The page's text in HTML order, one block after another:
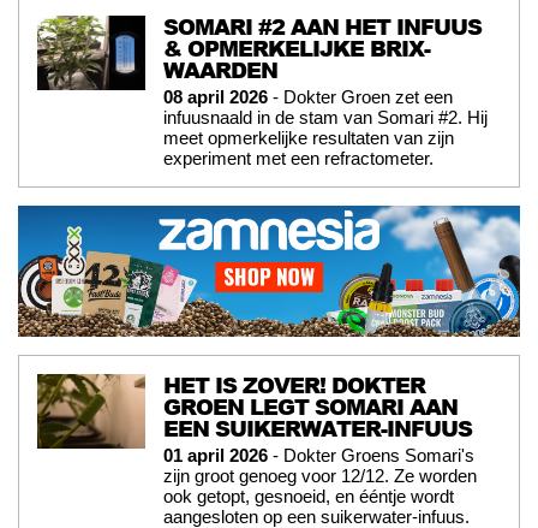
SOMARI #2 AAN HET INFUUS
& OPMERKELIJKE BRIX-
WAARDEN
08 april 2026 - Dokter Groen zet een
infuusnaald in de stam van Somari #2. Hij
meet opmerkelijke resultaten van zijn
experiment met een refractometer.
HET IS ZOVER! DOKTER
GROEN LEGT SOMARI AAN
EEN SUIKERWATER-INFUUS
01 april 2026 - Dokter Groens Somari's
zijn groot genoeg voor 12/12. Ze worden
ook getopt, gesnoeid, en ééntje wordt
aangesloten op een suikerwater-infuus.